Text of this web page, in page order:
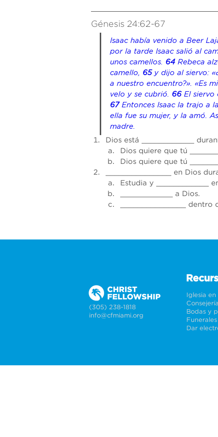
Génesis 24:62-67
Isaac había venido a Beer
por la tarde Isaac salió al
unos camellos. 64 Rebeca
camello, 65 y dijo al siervo:
a nuestro encuentro?». «Es
velo y se cubrió. 66 El siervo
67 Entonces Isaac la trajo a
ella fue su mujer, y la amó.
madre.
Dios está ___
Dios quiere que tú
Dios quiere que tú
en Dios
Estudia y
a Dios.
dentro
(305) 238-1818
info@cfmiami.org
Iglesia
Funerales
Dar